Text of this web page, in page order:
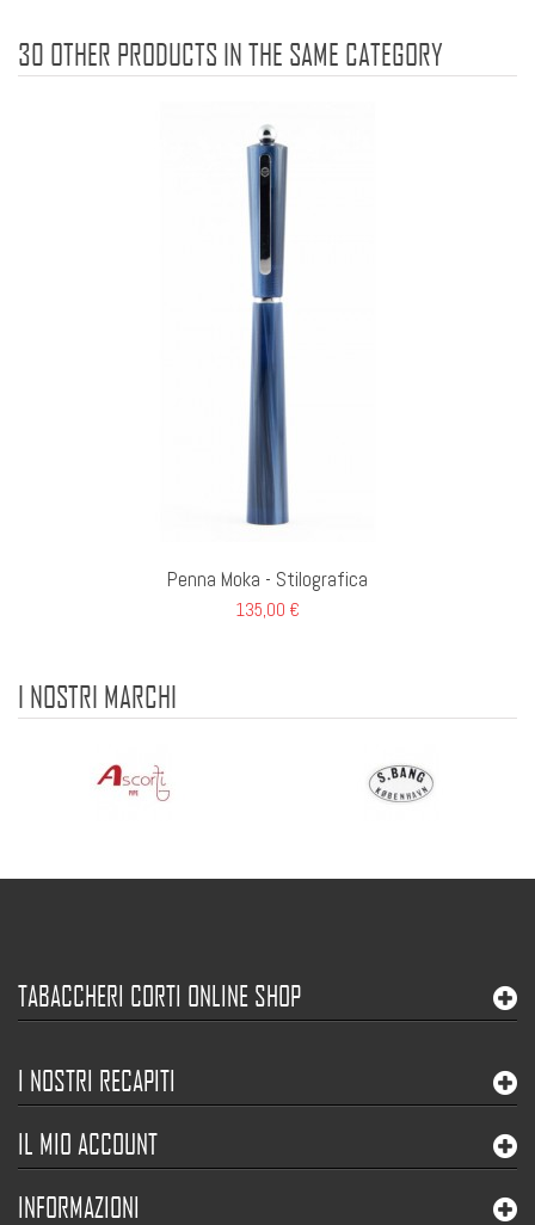
30 OTHER PRODUCTS IN THE SAME CATEGORY
Penna Moka - Stilografica
135,00 €
I NOSTRI MARCHI
TABACCHERI CORTI ONLINE SHOP
I NOSTRI RECAPITI
IL MIO ACCOUNT
INFORMAZIONI